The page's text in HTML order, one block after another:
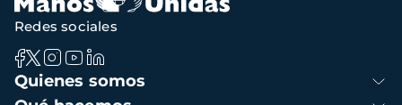
Navegación
principal
Quienes somos
Redes sociales